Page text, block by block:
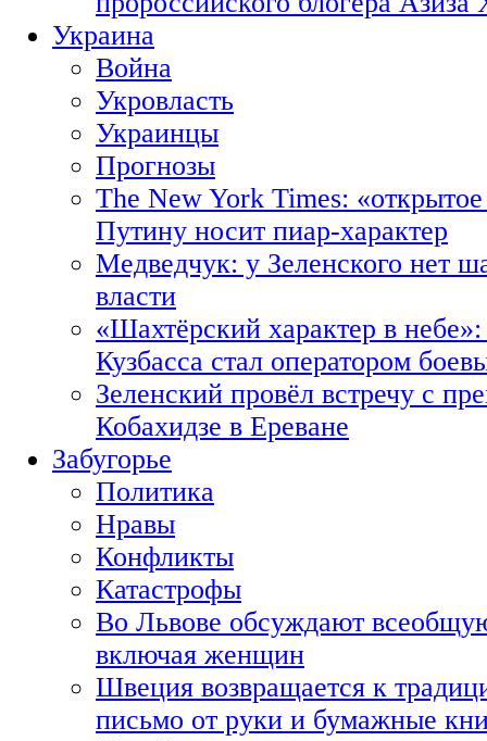
Украина
Война
Укровласть
Украинцы
Прогнозы
The New York Times:
Путину носит пиар-характер
Медведчук: у Зеленского нет
власти
«Шахтёрский характер в
Кузбасса стал оператором
Зеленский провёл встречу с
Кобахидзе в Ереване
Забугорье
Политика
Нравы
Конфликты
Катастрофы
Во Львове обсуждают
включая женщин
Швеция возвращается к
письмо от руки и бумажные